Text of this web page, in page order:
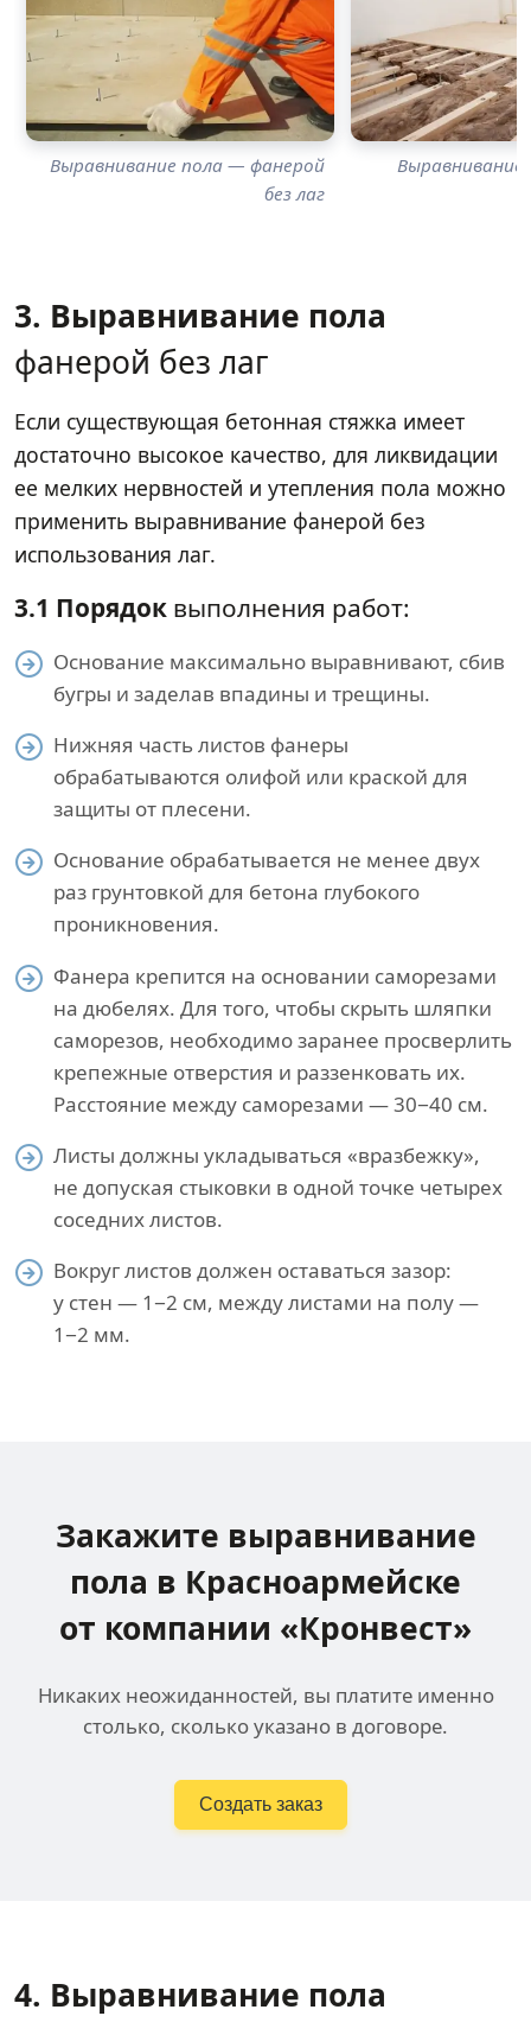
Выравнивание пола — фанерой
без лаг
Выравнивание
3. Выравнивание пола
фанерой без лаг
Если существующая бетонная стяжка имеет
достаточно высокое качество, для ликвидации
ее мелких нервностей и утепления пола можно
применить выравнивание фанерой без
использования лаг.
3.1 Порядок выполнения работ:
Основание максимально выравнивают, сбив
бугры и заделав впадины и трещины.
Нижняя часть листов фанеры
обрабатываются олифой или краской для
защиты от плесени.
Основание обрабатывается не менее двух
раз грунтовкой для бетона глубокого
проникновения.
Фанера крепится на основании саморезами
на дюбелях. Для того, чтобы скрыть шляпки
саморезов, необходимо заранее просверлить
крепежные отверстия и раззенковать их.
Расстояние между саморезами — 30−40 см.
Листы должны укладываться «вразбежку»,
не допуская стыковки в одной точке четырех
соседних листов.
Вокруг листов должен оставаться зазор:
у стен — 1−2 см, между листами на полу —
1−2 мм.
Закажите выравнивание
пола в Красноармейске
от компании «Кронвест»
Никаких неожиданностей, вы платите именно
столько, сколько указано в договоре.
Создать заказ
4. Выравнивание пола